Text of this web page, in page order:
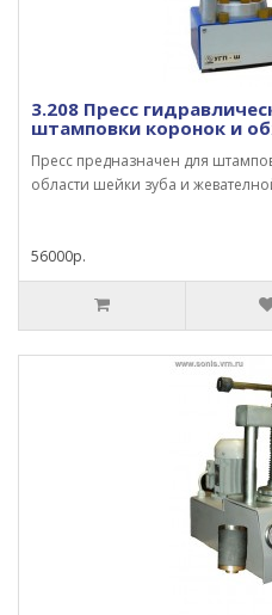
3.208 Пресс
штамповки коронок и
Пресс предназначен для
области шейки зуба и
56000р.